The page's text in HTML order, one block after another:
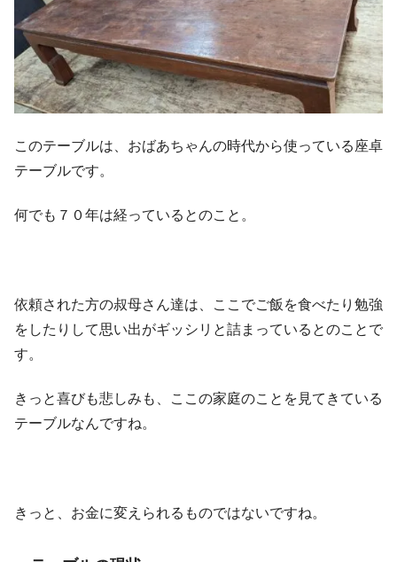
このテーブルは、おばあちゃんの時代から使っている座卓
テーブルです。
何でも７０年は経っているとのこと。
依頼された方の叔母さん達は、ここでご飯を食べたり勉強
をしたりして思い出がギッシリと詰まっているとのことで
す。
きっと喜びも悲しみも、ここの家庭のことを見てきている
テーブルなんですね。
きっと、お金に変えられるものではないですね。